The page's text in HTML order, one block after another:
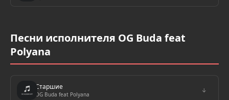
Песни исполнителя OG Buda feat
Polyana
Старшие
OG Buda feat Polyana
↓